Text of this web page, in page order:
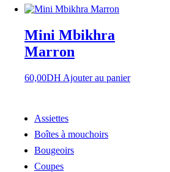
Mini Mbikhra
Marron
60,00DH Ajouter au panier
Assiettes
Boîtes à mouchoirs
Bougeoirs
Coupes